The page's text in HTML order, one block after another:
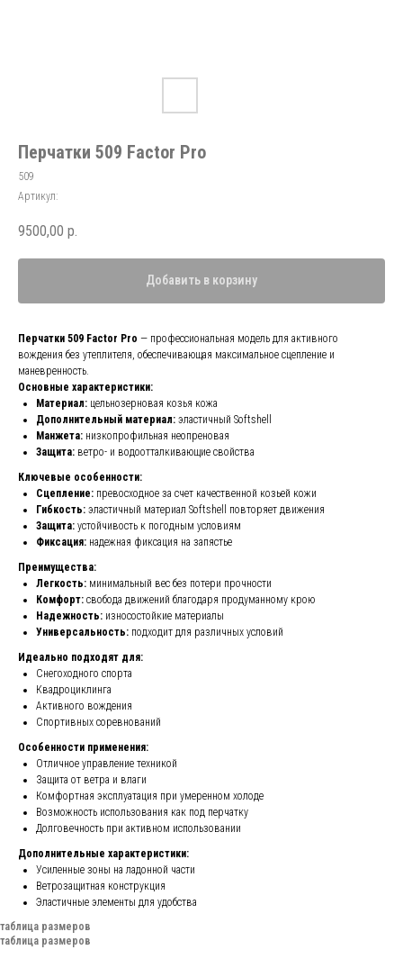
Перчатки 509 Factor Pro
509
Артикул:
9500,00 р.
Добавить в корзину
Перчатки 509 Factor Pro — профессиональная модель для активного
вождения без утеплителя, обеспечивающая максимальное сцепление и
маневренность.
Основные характеристики:
Материал: цельнозерновая козья кожа
Дополнительный материал: эластичный Softshell
Манжета: низкопрофильная неопреновая
Защита: ветро- и водоотталкивающие свойства
Ключевые особенности:
Сцепление: превосходное за счет качественной козьей кожи
Гибкость: эластичный материал Softshell повторяет движения
Защита: устойчивость к погодным условиям
Фиксация: надежная фиксация на запястье
Преимущества:
Легкость: минимальный вес без потери прочности
Комфорт: свобода движений благодаря продуманному крою
Надежность: износостойкие материалы
Универсальность: подходит для различных условий
Идеально подходят для:
Снегоходного спорта
Квадроциклинга
Активного вождения
Спортивных соревнований
Особенности применения:
Отличное управление техникой
Защита от ветра и влаги
Комфортная эксплуатация при умеренном холоде
Возможность использования как под перчатку
Долговечность при активном использовании
Дополнительные характеристики:
Усиленные зоны на ладонной части
Ветрозащитная конструкция
Эластичные элементы для удобства
таблица размеров
таблица размеров